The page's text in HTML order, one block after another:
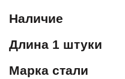
Наличие
Длина 1 штуки
Марка стали